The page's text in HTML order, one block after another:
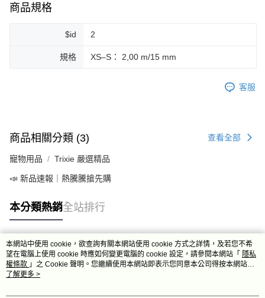
商品規格
$id 2
規格 XS–S： 2,00 m/15 mm
客服
商品相關分類 (3) 查看全部
寵物用品 Trixie 嚴選精品
📣 新品速報｜熱騰騰搶先購
本分類熱銷全站排行
熱門標籤
本網站中使用 cookie，欲查詢有關本網站使用 cookie 方式之詳情，及若您不希
望在電腦上使用 cookie 時應如何變更電腦的 cookie 設定，請參閱本網站「 隱私
權條款 」之 Cookie 聲明。您繼續使用本網站即表示您同意本公司得按本網站使
用條款之 Cookie 聲明使用 cookie。
了解更多 >